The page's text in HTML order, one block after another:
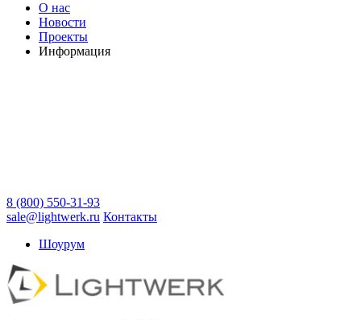
О нас
Новости
Проекты
Информация
8 (800) 550-31-93
sale@lightwerk.ru Контакты
Шоурум